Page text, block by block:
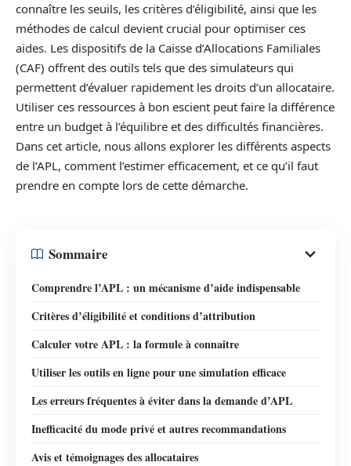
connaître les seuils, les critères d’éligibilité, ainsi que les
méthodes de calcul devient crucial pour optimiser ces
aides. Les dispositifs de la Caisse d’Allocations Familiales
(CAF) offrent des outils tels que des simulateurs qui
permettent d’évaluer rapidement les droits d’un allocataire.
Utiliser ces ressources à bon escient peut faire la différence
entre un budget à l’équilibre et des difficultés financières.
Dans cet article, nous allons explorer les différents aspects
de l’APL, comment l’estimer efficacement, et ce qu’il faut
prendre en compte lors de cette démarche.
Sommaire
Comprendre l’APL : un mécanisme d’aide indispensable
Critères d’éligibilité et conditions d’attribution
Calculer votre APL : la formule à connaître
Utiliser les outils en ligne pour une simulation efficace
Les erreurs fréquentes à éviter dans la demande d’APL
Inefficacité du mode privé et autres recommandations
Avis et témoignages des allocataires